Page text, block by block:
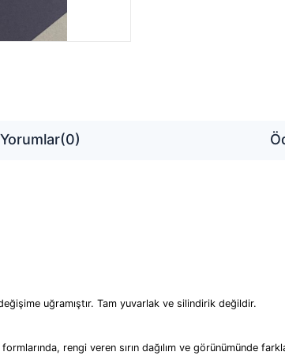
Yorumlar(0)
uğramıştır. Tam yuvarlak ve silindirik değildir.
rengi veren sırın dağılım ve görünümünde